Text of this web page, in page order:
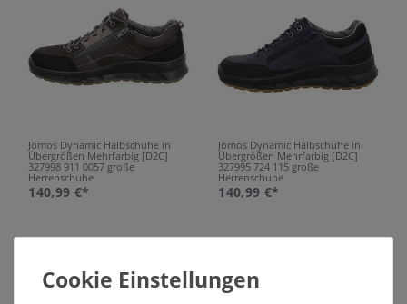
Jomos Dynamic Halbschuhe in
Übergrößen Mehrfarbig [D2C]
327998 911 0057 große
Herrenschuhe
140,99 €*
Jomos Dynamic Halbschuhe in
Übergrößen Mehrfarbig [D2C]
327995 724 115 große
Herrenschuhe
140,99 €*